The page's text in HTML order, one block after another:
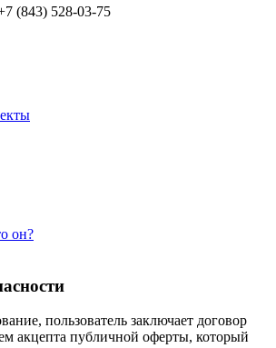
(843) 528-03-75
он?
пользователь заключает договор
акцепта публичной оферты, который